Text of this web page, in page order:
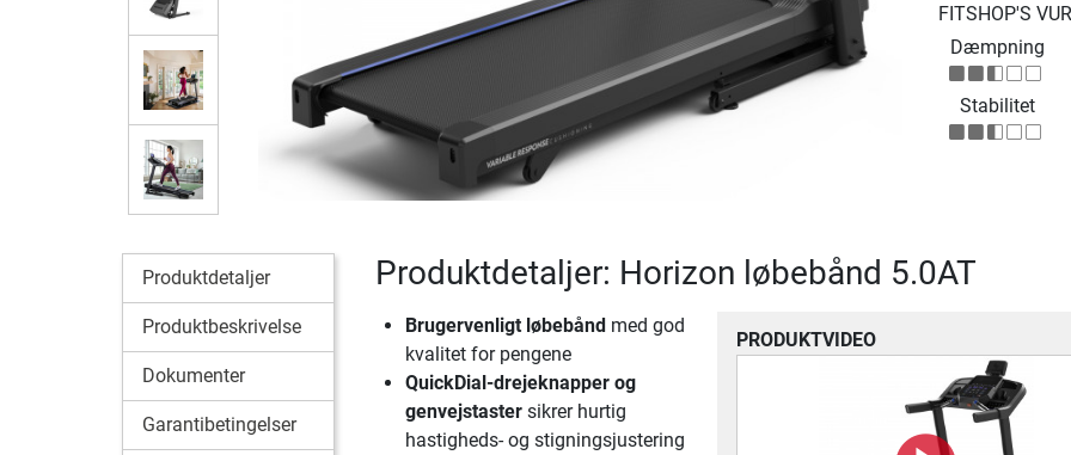
FITSHOP'S
Dæmpning
Stabilitet
Produktdetaljer
Produktbeskrivelse
Dokumenter
Garantibetingelser
Produktdetaljer: Horizon løbebånd 5.0AT
PRODUKTVIDEO
Brugervenligt løbebåndmed god
kvalitet for pengene
QuickDial-drejeknapper og
genvejstastersikrer hurtig
hastigheds- og stigningsjustering